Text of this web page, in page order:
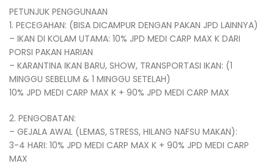
PETUNJUK PENGGUNAAN
1. PECEGAHAN: (BISA DICAMPUR DENGAN PAKAN JPD LAINNYA)
– IKAN DI KOLAM UTAMA: 10% JPD MEDI CARP MAX K DARI
PORSI PAKAN HARIAN
– KARANTINA IKAN BARU, SHOW, TRANSPORTASI IKAN: (1
MINGGU SEBELUM & 1 MINGGU SETELAH)
10% JPD MEDI CARP MAX K + 90% JPD MEDI CARP MAX
2. PENGOBATAN:
– GEJALA AWAL (LEMAS, STRESS, HILANG NAFSU MAKAN):
3-4 HARI: 10% JPD MEDI CARP MAX K + 90% JPD MEDI CARP
MAX